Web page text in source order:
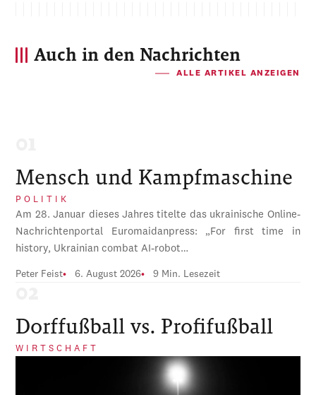
Auch in den Nachrichten
ALLE ARTIKEL ANZEIGEN
Mensch und Kampfmaschine
POLITIK
Am 28. Januar dieses Jahres titelte das ukrainische Online-
Nachrichtenportal Euromaidanpress: „For first time in
history, Ukrainian combat AI-robot…
Peter Feist 6. August 2026 9 Min. Lesezeit
Dorffußball vs. Profifußball
WIRTSCHAFT